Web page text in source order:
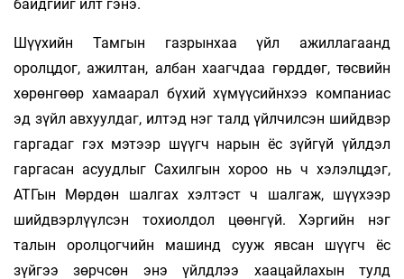
байдгийг илт гэнэ.
Шүүхийн Тамгын газрынхаа үйл ажиллагаанд
оролцдог, ажилтан, албан хаагчдаа гөрддөг, төсвийн
хөрөнгөөр хамаарал бүхий хүмүүсийнхээ компаниас
эд зүйл авхуулдаг, илтэд нэг талд үйлчилсэн шийдвэр
гаргадаг гэх мэтээр шүүгч нарын ёс зүйгүй үйлдэл
гаргасан асуудлыг Сахилгын хороо нь ч хэлэлцдэг,
АТГын Мөрдөн шалгах хэлтэст ч шалгаж, шүүхээр
шийдвэрлүүлсэн тохиолдол цөөнгүй. Хэргийн нэг
талын оролцогчийн машинд сууж явсан шүүгч ёс
зүйгээ зөрчсөн энэ үйлдлээ хаацайлахын тулд